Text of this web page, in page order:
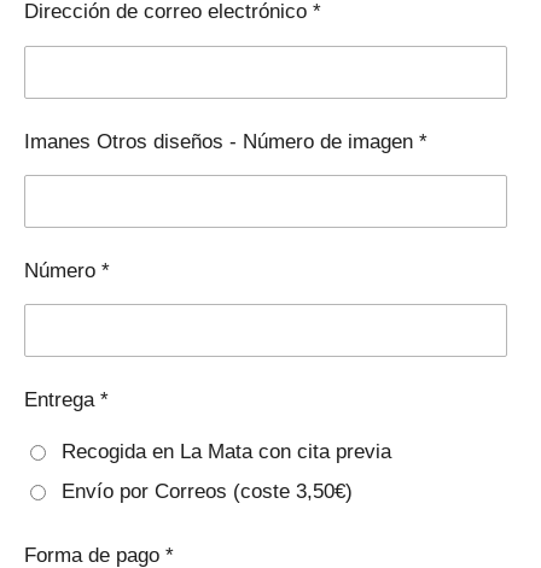
Dirección de correo electrónico *
Imanes Otros diseños - Número de imagen *
Número *
Entrega *
Recogida en La Mata con cita previa
Envío por Correos (coste 3,50€)
Forma de pago *